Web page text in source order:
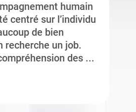
humain
centré sur l’individu
de bien
recherche un job.
des ...